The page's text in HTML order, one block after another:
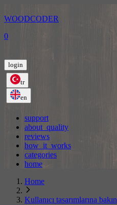
WOODCODER
0
login
tr
en
support
about_quality
reviews
how_it_works
categories
home
Home
Kullanıcı tasarımlarına bakın